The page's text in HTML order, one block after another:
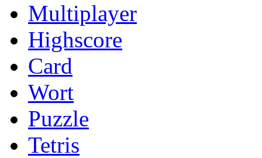
Multiplayer
Highscore
Card
Wort
Puzzle
Tetris